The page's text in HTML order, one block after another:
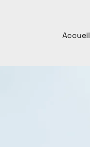
Accueil